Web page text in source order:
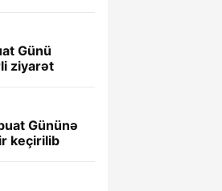
Günü
ziyarət
Gününə
keçirilib